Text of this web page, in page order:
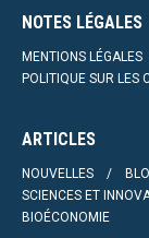
NOTES LÉGALES
MENTIONS LÉGALES
POLITIQUE SUR LES
ARTICLES
NOUVELLES
SCIENCES ET
BIOÉCONOMIE